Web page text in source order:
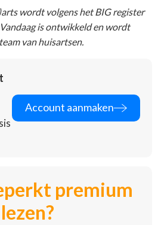
wordt volgens het BIG register
is ontwikkeld en wordt
van huisartsen.
Account aanmaken
premium
lezen?